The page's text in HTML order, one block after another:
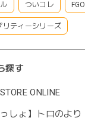
ついコレ FGO
リティーシリーズ
探す
ONLINE
しょ】トロのより